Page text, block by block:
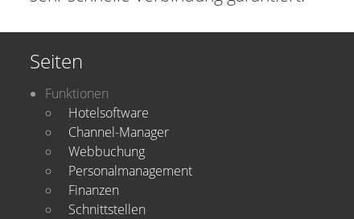
Seiten
Funktionen
Hotelsoftware
Channel-Manager
Webbuchung
Personalmanagement
Finanzen
Schnittstellen